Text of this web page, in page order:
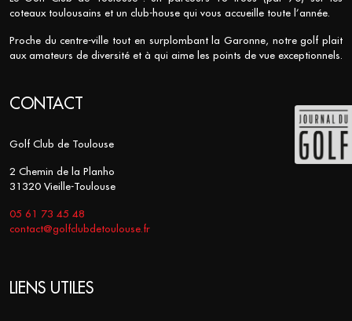
coteaux toulousains et un club-house qui vous accueille toute l’année.
Proche du centre-ville tout en surplombant la Garonne, notre golf plait
aux amateurs de diversité et à qui aime les points de vue exceptionnels.
CONTACT
Golf Club de Toulouse
2 Chemin de la Planho
31320 Vieille-Toulouse
05 61 73 45 48
contact@golfclubdetoulouse.fr
LIENS UTILES